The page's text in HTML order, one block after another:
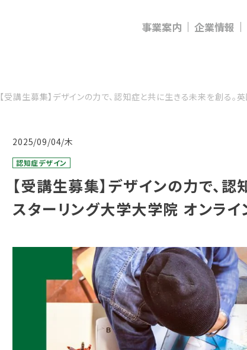
事業案内 企業情報
【受講生募集】デザインの力で、認知症と共に生きる未来を創る
2025/09/04/木
認知症デザイン
【受講生募集】デザインの力で、
スターリング大学大学院 オンラ